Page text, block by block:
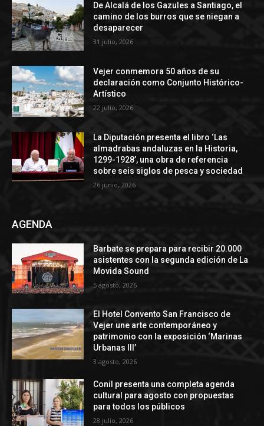
De Alcalá de los Gazules a Santiago, el
camino de los burros que se niegan a
desaparecer
31 julio, 2026
Vejer conmemora 50 años de su
declaración como Conjunto Histórico-
Artístico
22 julio, 2026
La Diputación presenta el libro ‘Las
almadrabas andaluzas en la Historia,
1299-1928’, una obra de referencia
sobre seis siglos de pesca y sociedad
26 junio, 2026
AGENDA
Barbate se prepara para recibir 20.000
asistentes con la segunda edición de La
Movida Sound
5 agosto, 2026
El Hotel Convento San Francisco de
Vejer une arte contemporáneo y
patrimonio con la exposición ‘Marinas
Urbanas III’
3 agosto, 2026
Conil presenta una completa agenda
cultural para agosto con propuestas
para todos los públicos
28 julio, 2026